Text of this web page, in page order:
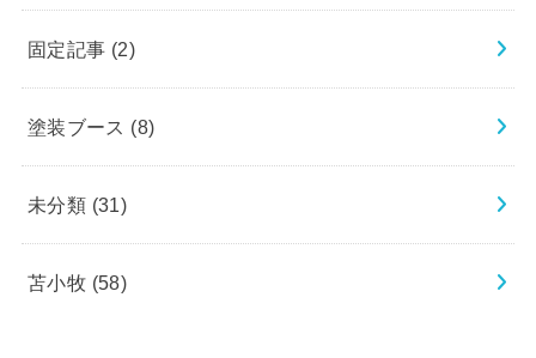
固定記事 (2)
塗装ブース (8)
未分類 (31)
苫小牧 (58)